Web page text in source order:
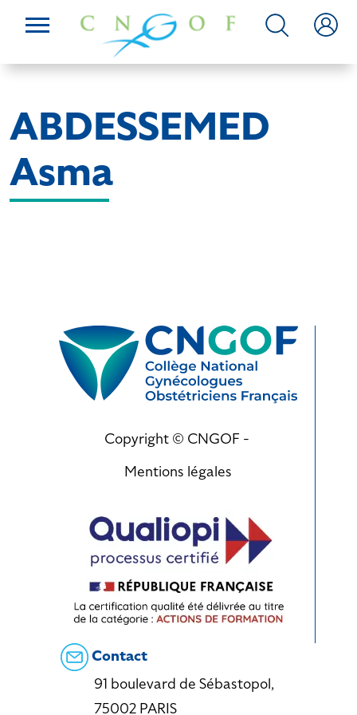
ABDESSEMED
Asma
Copyright © CNGOF -
Mentions légales
Contact
91 boulevard de Sébastopol,
75002 PARIS